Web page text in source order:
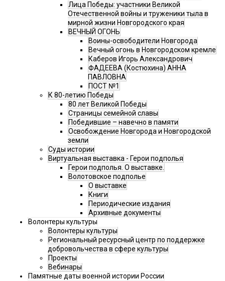
Лица Победы: участники Великой
Отечественной войны и труженики тыла в
мирной жизни Новгородского края
ВЕЧНЫЙ ОГОНЬ
Воины-освободители Новгорода
Вечный огонь в Новгородском кремле
Каберов Игорь Александрович
ФАДЕЕВА (Костюхина) АННА
ПАВЛОВНА
ПОСТ №1
К 80-летию Победы
80 лет Великой Победы
Страницы семейной славы
Победившие – навечно в памяти
Освобождение Новгорода и Новгородской
земли
Суды истории
Виртуальная выставка - Герои подполья
Герои подполья. О выставке.
Волотовское подполье
О выставке
Книги
Периодические издания
Архивные документы
Волонтеры культуры
Волонтеры культуры
Региональный ресурсный центр по поддержке
добровольчества в сфере культуры
Проекты
Вебинары
Памятные даты военной истории России